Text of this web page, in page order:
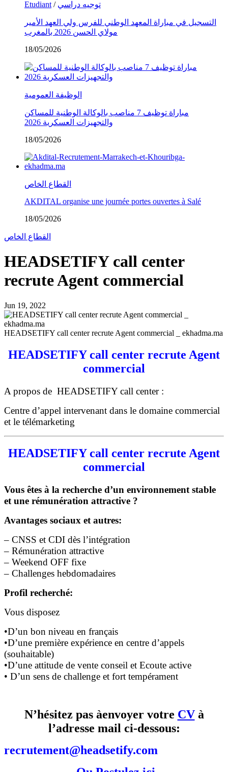
Etudiant / توجيه دراسي
التسجيل في مباراة المعهد الوطني للفرس ولي العهد الأمير
مولاي الحسن 2026 بالمغرب
18/05/2026
الوظيفة العمومية
مباراة توظيف 7 مناصب بالوكالة الوطنية للمساكن
والتجهيزات العسكرية 2026
18/05/2026
القطاع الخاص
AKDITAL organise une journée portes ouvertes à Salé
18/05/2026
القطاع الخاص
HEADSETIFY call center
recrute Agent commercial
Jun 19, 2022
HEADSETIFY call center recrute Agent commercial _ ekhadma.ma
HEADSETIFY call center recrute Agent
commercial
A propos de HEADSETIFY call center :
Centre d’appel intervenant dans le domaine commercial
et le télémarketing
HEADSETIFY call center recrute Agent
commercial
Vous êtes à la recherche d’un environnement stable
et une rémunération attractive ?
Avantages sociaux et autres:
– CNSS et CDI dès l’intégration
– Rémunération attractive
– Weekend OFF fixe
– Challenges hebdomadaires
Profil recherché:
Vous disposez
•D’un bon niveau en français
•D’une première expérience en centre d’appels
(souhaitable)
•D’une attitude de vente conseil et Ecoute active
• D’un sens de challenge et fort tempérament
N’hésitez pas àenvoyervotre CVà
l’adresse mail ci-dessous:
recrutement@headsetify.com